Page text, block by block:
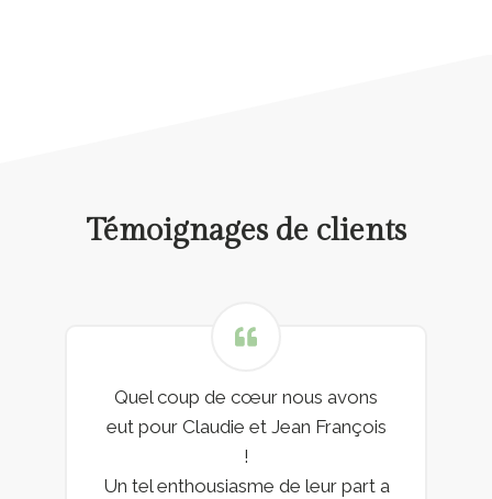
Témoignages de clients
Quel coup de cœur nous avons
eut pour Claudie et Jean François
!
Un tel enthousiasme de leur part a